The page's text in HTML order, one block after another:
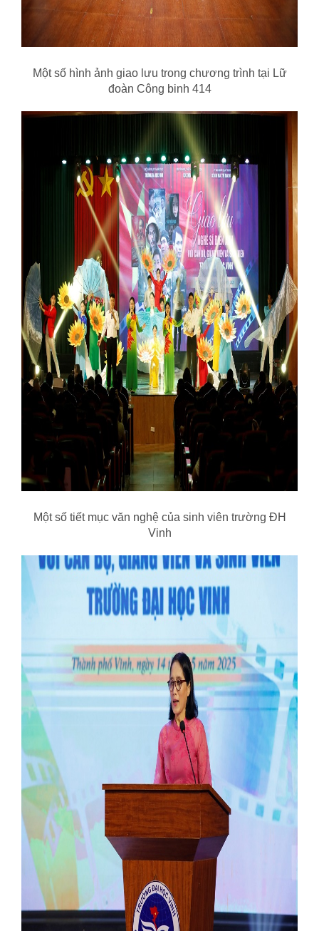
Một số hình ảnh giao lưu trong chương trình tại Lữ
đoàn Công binh 414
Một số tiết mục văn nghệ của sinh viên trường ĐH
Vinh